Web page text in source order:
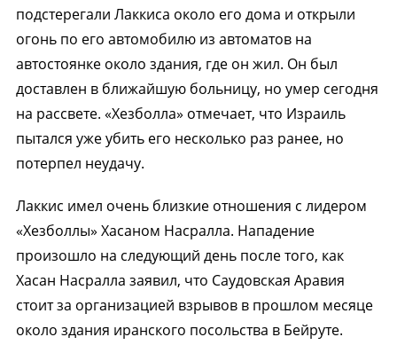
подстерегали Лаккиса около его дома и открыли
огонь по его автомобилю из автоматов на
автостоянке около здания, где он жил. Он был
доставлен в ближайшую больницу, но умер сегодня
на рассвете. «Хезболла» отмечает, что Израиль
пытался уже убить его несколько раз ранее, но
потерпел неудачу.
Лаккис имел очень близкие отношения с лидером
«Хезболлы» Хасаном Насралла. Нападение
произошло на следующий день после того, как
Хасан Насралла заявил, что Саудовская Аравия
стоит за организацией взрывов в прошлом месяце
около здания иранского посольства в Бейруте.